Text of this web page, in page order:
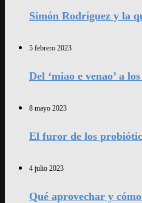
Simón Rodríguez y la
5 febrero 2023
Del ‘miao e venao’ a
8 mayo 2023
El furor de los
4 julio 2023
Qué aprovechar y